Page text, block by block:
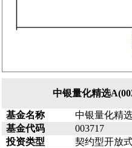
中银量化精选
基金名称
中银量化精
基金代码
003717
投资类型
契约型开放